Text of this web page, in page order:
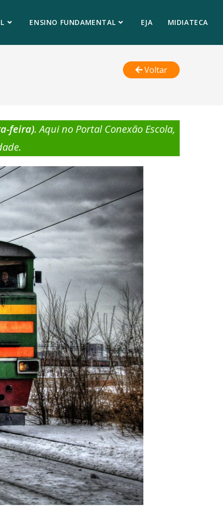
ENSINO FUNDAMENTAL EJA MIDIATECA
Voltar
feira). Aqui no Portal Conexão Escola,